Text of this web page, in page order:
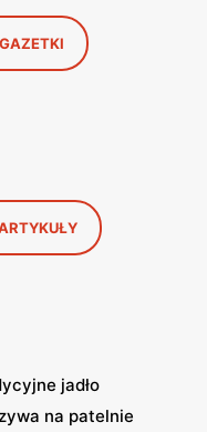
jadło
na patelnie